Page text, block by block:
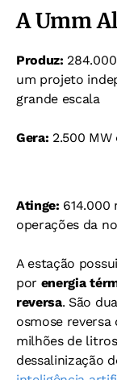
A Umm
Produz:
um projeto
grande escala
Gera: 2.500
Atinge: 614.000
operações da
A estação
por energia
reversa. São
osmose
milhões de
dessalinização